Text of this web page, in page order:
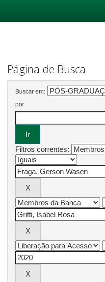
Página de Busca
Buscar em:
por
Filtros correntes: